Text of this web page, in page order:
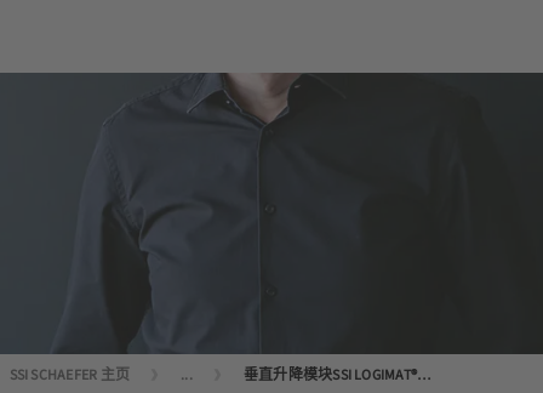
SSI SCHAEFER 主页 ... 垂直升降模块SSI LOGIMAT®：高效、紧凑、可靠。